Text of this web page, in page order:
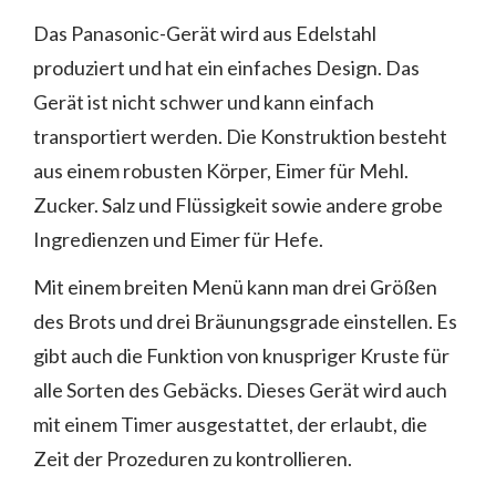
Das Panasonic-Gerät wird aus Edelstahl
produziert und hat ein einfaches Design. Das
Gerät ist nicht schwer und kann einfach
transportiert werden. Die Konstruktion besteht
aus einem robusten Körper, Eimer für Mehl.
Zucker. Salz und Flüssigkeit sowie andere grobe
Ingredienzen und Eimer für Hefe.
Mit einem breiten Menü kann man drei Größen
des Brots und drei Bräunungsgrade einstellen. Es
gibt auch die Funktion von knuspriger Kruste für
alle Sorten des Gebäcks. Dieses Gerät wird auch
mit einem Timer ausgestattet, der erlaubt, die
Zeit der Prozeduren zu kontrollieren.